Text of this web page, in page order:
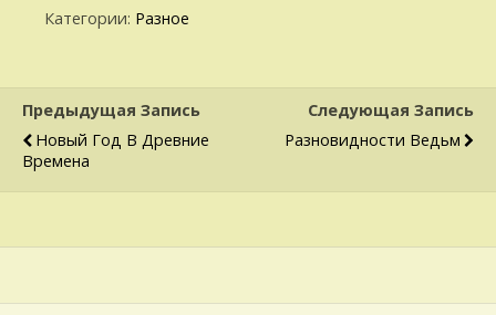
Категории: Разное
Предыдущая Запись
Новый Год В Древние
Времена
Следующая Запись
Разновидности Ведьм